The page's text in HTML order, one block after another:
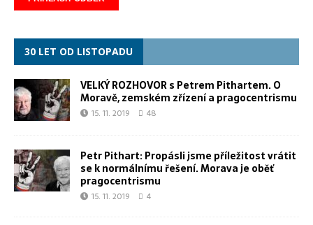
30 LET OD LISTOPADU
VELKÝ ROZHOVOR s Petrem Pithartem. O
Moravě, zemském zřízení a pragocentrismu
15. 11. 2019 48
Petr Pithart: Propásli jsme příležitost vrátit
se k normálnímu řešení. Morava je oběť
pragocentrismu
15. 11. 2019 4